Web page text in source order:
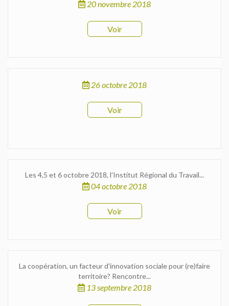
20 novembre 2018
Voir
26 octobre 2018
Voir
Les 4,5 et 6 octobre 2018, l'Institut Régional du Travail...
04 octobre 2018
Voir
La coopération, un facteur d'innovation sociale pour (re)faire
territoire? Rencontre...
13 septembre 2018